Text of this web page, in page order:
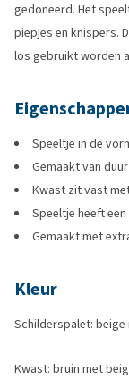
gedoneerd. Het
piepjes en knispers.
los gebruikt worden
Speeltje in de
Gemaakt van
Kwast zit vast
Speeltje heeft
Gemaakt met
Kleur
Schilderspalet:
Kwast: bruin met